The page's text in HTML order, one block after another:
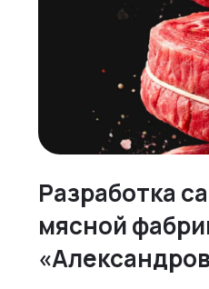
Разработка
мясной